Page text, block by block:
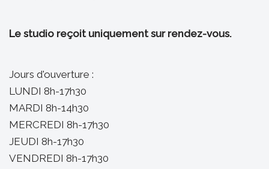
Le studio reçoit uniquement sur rendez-vous.
Jours d'ouverture :
LUNDI 8h-17h30
MARDI 8h-14h30
MERCREDI 8h-17h30
JEUDI 8h-17h30
VENDREDI 8h-17h30